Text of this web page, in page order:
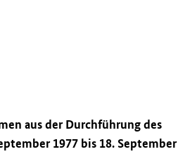
aus der Durchführung des
1977 bis 18. September